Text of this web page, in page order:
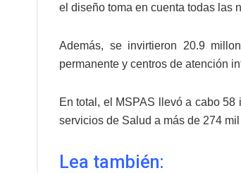
el diseño toma en cuenta todas las
Además, se invirtieron 20.9
permanente y centros de atención
En total, el MSPAS llevó a cabo
servicios de Salud a más de 274
Lea también: